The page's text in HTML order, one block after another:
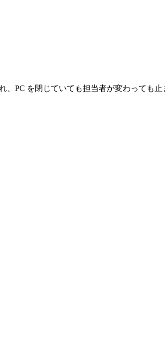
PC を閉じていても担当者が変わっても止